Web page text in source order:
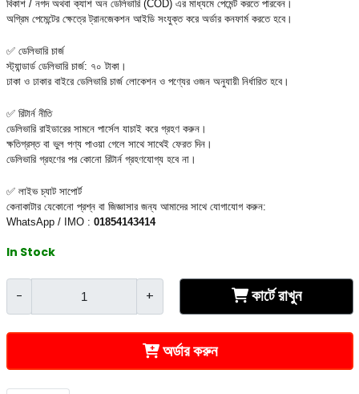
বিকাশ / নগদ অথবা ক্যাশ অন ডেলিভারি (COD) এর মাধ্যমে পেমেন্ট করতে পারবেন।
অগ্রিম পেমেন্টের ক্ষেত্রে ট্রানজেকশন আইডি সংযুক্ত করে অর্ডার কনফার্ম করতে হবে।
✅ ডেলিভারি চার্জ
স্ট্যান্ডার্ড ডেলিভারি চার্জ: ৭০ টাকা।
ঢাকা ও ঢাকার বাইরে ডেলিভারি চার্জ লোকেশন ও পণ্যের ওজন অনুযায়ী নির্ধারিত হবে।
✅ রিটার্ন নীতি
ডেলিভারি রাইডারের সামনে পার্সেল যাচাই করে গ্রহণ করুন।
ক্ষতিগ্রস্ত বা ভুল পণ্য পাওয়া গেলে সাথে সাথেই ফেরত দিন।
ডেলিভারি গ্রহণের পর কোনো রিটার্ন গ্রহণযোগ্য হবে না।
✅ লাইভ চ্যাট সাপোর্ট
কেনাকাটার যেকোনো প্রশ্ন বা জিজ্ঞাসার জন্য আমাদের সাথে যোগাযোগ করুন:
WhatsApp / IMO : 01854143414
In Stock
- + কার্টে রাখুন
অর্ডার করুন